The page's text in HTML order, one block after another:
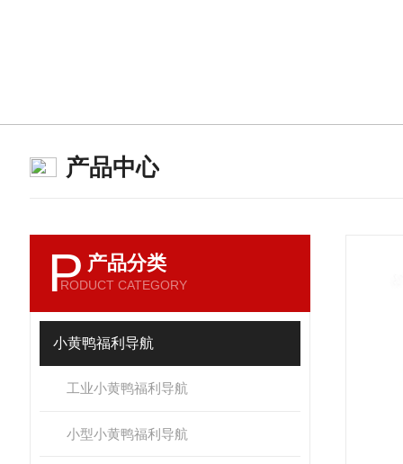
产品中心
P 产品分类
RODUCT CATEGORY
小黄鸭福利导航
工业小黄鸭福利导航
小型小黄鸭福利导航